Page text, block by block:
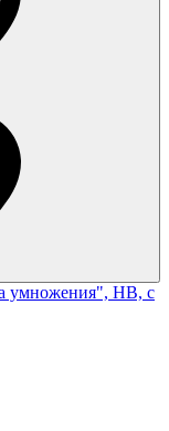
умножения", HB, c